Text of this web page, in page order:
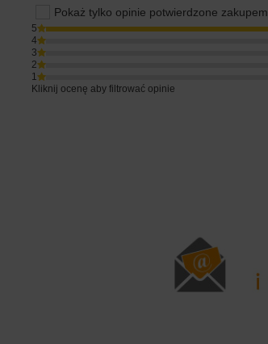
Pokaż tylko opinie potwierdzone zakupem
5
4
3
2
1
Kliknij ocenę aby filtrować opinie